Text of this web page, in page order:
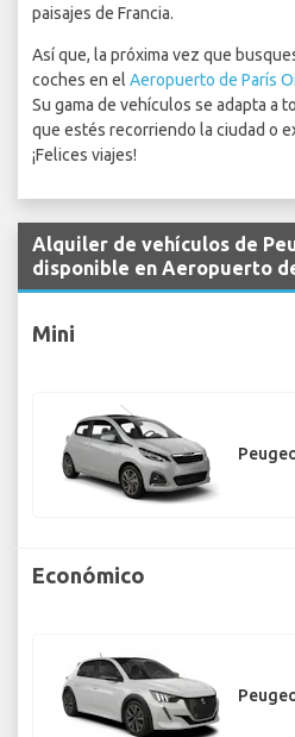
paisajes de Francia.
Así que, la próxima vez que
coches en el Aeropuerto de París
Su gama de vehículos se adapta a
que estés recorriendo la ciudad o
¡Felices viajes!
Alquiler de vehículos de
disponible en Aeropuerto
Mini
Económico